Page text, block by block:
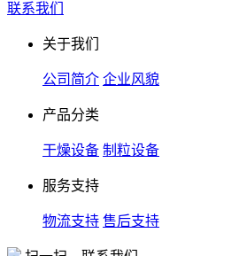
联系我们
关于我们
公司简介 企业风貌
产品分类
干燥设备 制粒设备
服务支持
物流支持 售后支持